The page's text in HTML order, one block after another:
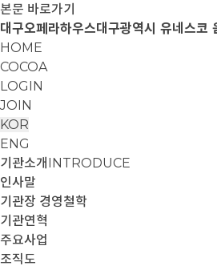
본문 바로가기
대구오페라하우스대구광역시 유네스코
HOME
COCOA
LOGIN
JOIN
KOR
ENG
기관소개 INTRODUCE
인사말
기관장 경영철학
기관연혁
주요사업
조직도